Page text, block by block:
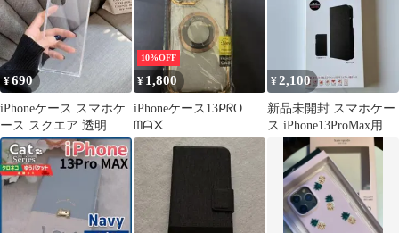
¥690
iPhoneケース スマホケ
ース スクエア 透明
iPhone13promax
10%OFF
¥ 1,800
iPhoneケース13ᑭᖇO
ᗰᗩ᙭
¥2,100
新品未開封 スマホケー
ス iPhone13ProMax用 手
帳型 ブラック